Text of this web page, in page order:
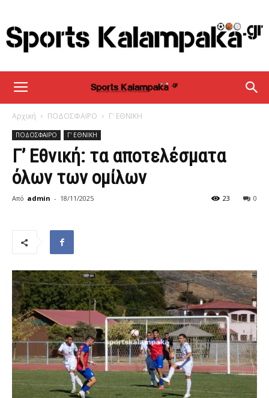
sportskalampaka
Αρχική ΠΟΔΟΣΦΑΙΡΟ Γ' ΕΘΝΙΚΗ
ΠΟΔΟΣΦΑΙΡΟ Γ' ΕΘΝΙΚΗ
Γ’ Εθνική: τα αποτελέσματα
όλων των ομίλων
Από admin - 18/11/2025 0
23